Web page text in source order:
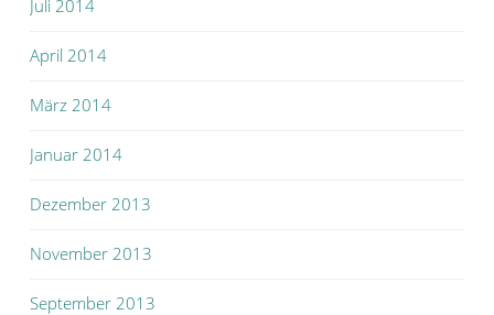
Juli 2014
April 2014
März 2014
Januar 2014
Dezember 2013
November 2013
September 2013